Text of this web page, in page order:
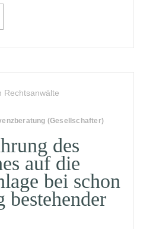
(Gesellschafter)
des
auf die
bei schon
bestehender